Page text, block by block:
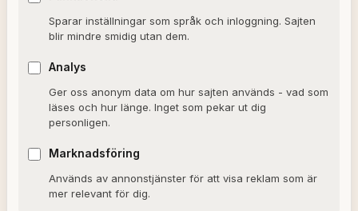
Om Alxmedia
Kontakta oss
Nyhetsbrev
Allmänna villkor
Sparar inställningar som språk och inloggning. Sajten
blir mindre smidig utan dem.
Analys
Ger oss anonym data om hur sajten används - vad som
läses och hur länge. Inget som pekar ut dig
personligen.
Marknadsföring
Används av annonstjänster för att visa reklam som är
mer relevant för dig.